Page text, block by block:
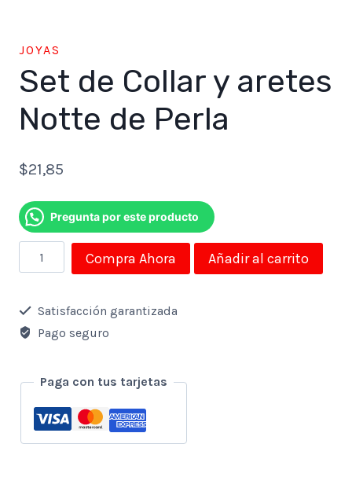
JOYAS
Set de Collar y aretes
Notte de Perla
$21,85
Pregunta por este producto
de
Collar
y
Notte
Perla
Compra Ahora Añadir al carrito
Satisfacción garantizada
Pago seguro
Paga con tus tarjetas